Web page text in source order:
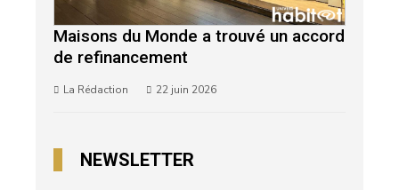
Maisons du Monde a trouvé un accord
de refinancement
La Rédaction 22 juin 2026
NEWSLETTER